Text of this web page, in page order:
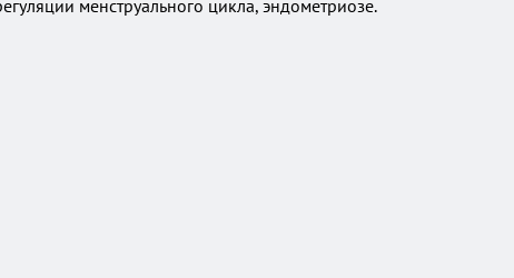
менструального цикла, эндометриозе.